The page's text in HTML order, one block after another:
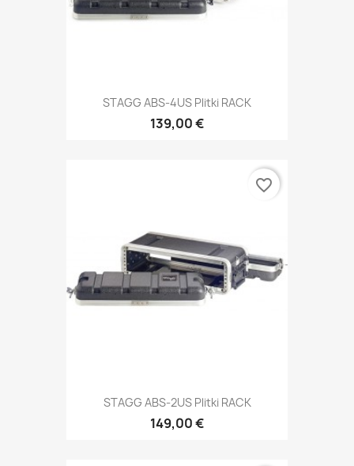
STAGG ABS-4US Plitki RACK
139,00 €
STAGG ABS-2US Plitki RACK
149,00 €
favorite_border